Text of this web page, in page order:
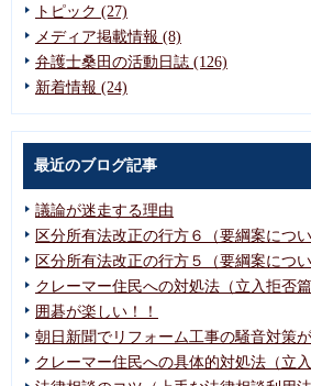
トピック (27)
メディア掲載情報 (8)
弁護士桑田の活動日誌 (126)
新着情報 (24)
最近のブログ記事
議論が迷走する理由
区分所有法改正の行方６（要綱案につ
区分所有法改正の行方５（要綱案につい
クレーマー住民への対処法（立入拒否篇
囲碁が楽しい！！
朝日新聞でリフォーム工事の騒音対策が
クレーマー住民への具体的対処法（立入